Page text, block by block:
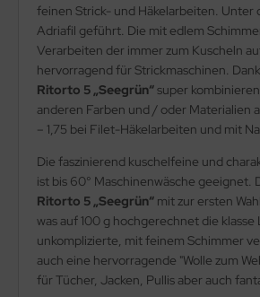
feinen Strick- und Häkelarbeiten. Unter
Adriafil geführt. Die mit edlem
Verarbeiten der immer zum Kuscheln
hervorragend für Strickmaschinen.
Ritorto 5 „Seegrün“super
anderen Farben und / oder Materialien
– 1,75 bei Filet-Häkelarbeiten und mit
Die faszinierend kuschelfeine und
ist bis 60° Maschinenwäsche
Ritorto 5 „Seegrün“ mit zur ersten
was auf 100 g hochgerechnet die
unkomplizierte, mit feinem Schimmer
auch eine hervorragende "Wolle zum
für Tücher, Jacken, Pullis aber auch